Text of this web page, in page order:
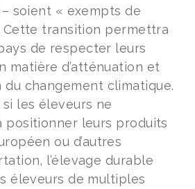
– soient « exempts de
transition permettra
de respecter leurs
matière d’atténuation et
changement climatique.
les éleveurs ne
positionner leurs produits
ou d’autres
l’élevage durable
éleveurs de multiples